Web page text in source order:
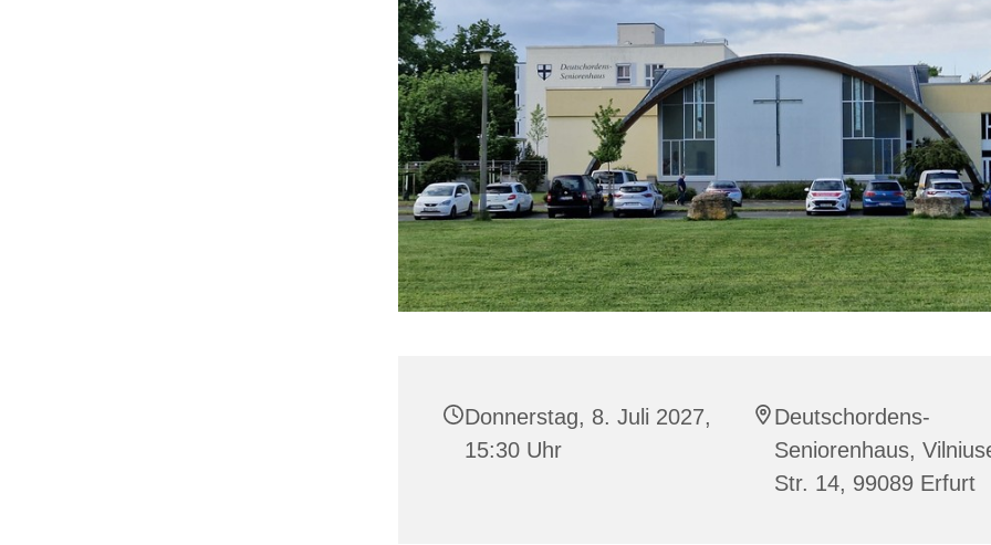
Donnerstag, 8. Juli 2027,
15:30 Uhr
Deutschordens-
Seniorenhaus,
Str. 14, 99089 Erfurt